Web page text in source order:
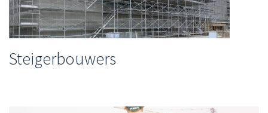
Steigerbouwers